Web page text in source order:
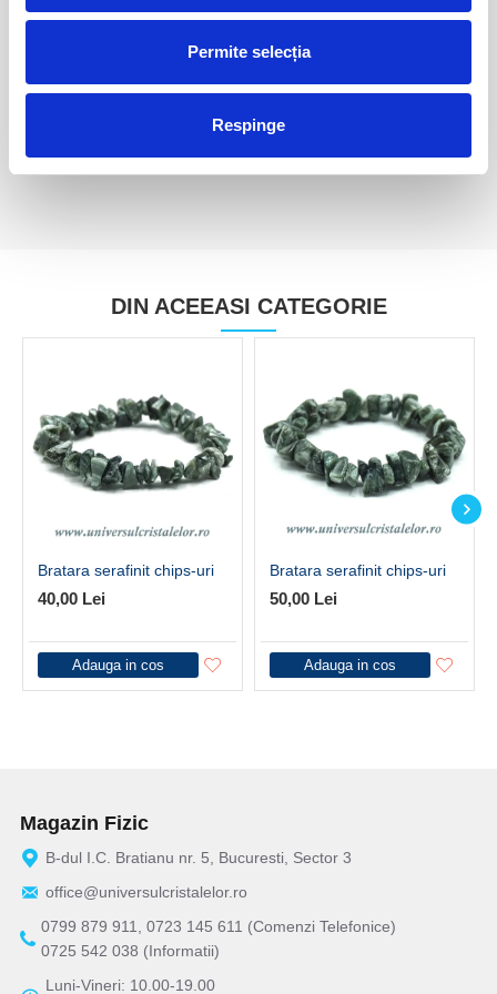
Permite selecția
Respinge
DIN ACEEASI CATEGORIE
Bratara serafinit chips-uri
40,00 Lei
Adauga in cos
Bratara serafinit chips-uri
50,00 Lei
Adauga in cos
Magazin Fizic
B-dul I.C. Bratianu nr. 5, Bucuresti, Sector 3
office@universulcristalelor.ro
0799 879 911, 0723 145 611 (Comenzi Telefonice)
0725 542 038 (Informatii)
Luni-Vineri: 10.00-19.00